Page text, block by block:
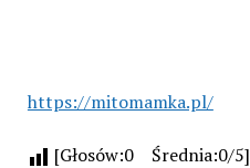
https://mitomamka.pl/
[Głosów:0 Średnia:0/5]